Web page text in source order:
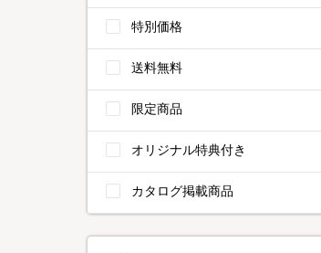
特別価格
送料無料
限定商品
オリジナル特典付き
カタログ掲載商品